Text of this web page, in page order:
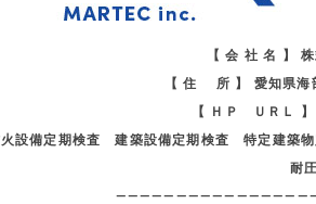
【 会 社 名 】
【 住 所 】 愛知県海
【 ＨＰ ＵＲＬ
設備定期検査 建築設備定期検査 特定建築
耐